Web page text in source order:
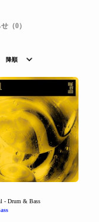
（0）
降順
- Drum & Bass